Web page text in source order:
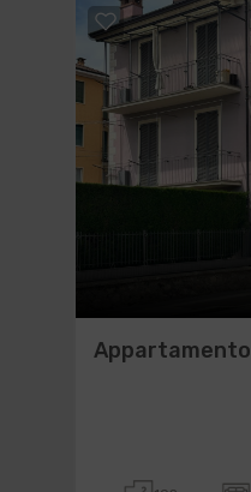
Appartamento